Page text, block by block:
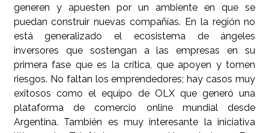
generen y apuesten por un ambiente en que se
puedan construir nuevas compañías. En la región no
está generalizado el ecosistema de ángeles
inversores que sostengan a las empresas en su
primera fase que es la crítica, que apoyen y tomen
riesgos. No faltan los emprendedores; hay casos muy
exitosos como el equipo de OLX que generó una
plataforma de comercio online mundial desde
Argentina. También es muy interesante la iniciativa